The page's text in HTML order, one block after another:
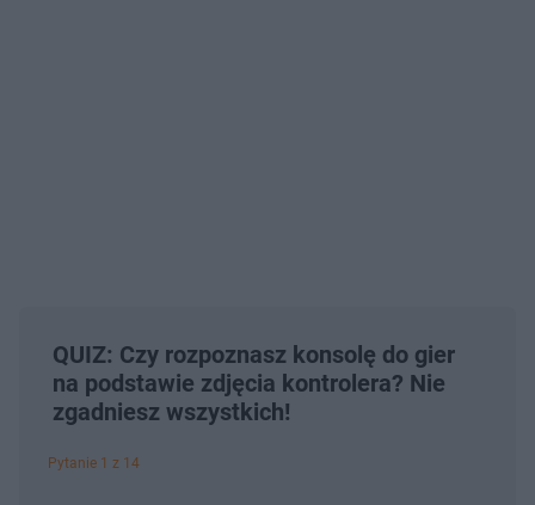
QUIZ: Czy rozpoznasz konsolę do gier
na podstawie zdjęcia kontrolera? Nie
zgadniesz wszystkich!
Pytanie 1 z 14